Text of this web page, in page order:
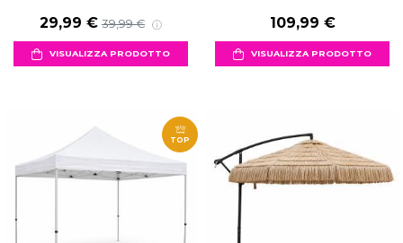
29,99 € 39,99 €
VISUALIZZA PRODOTTO
109,99 €
VISUALIZZA PRODOTTO
TOP